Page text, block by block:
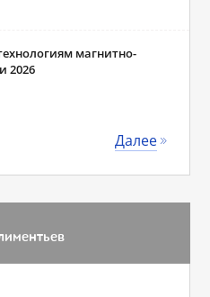
магнитно-
2026
Далее